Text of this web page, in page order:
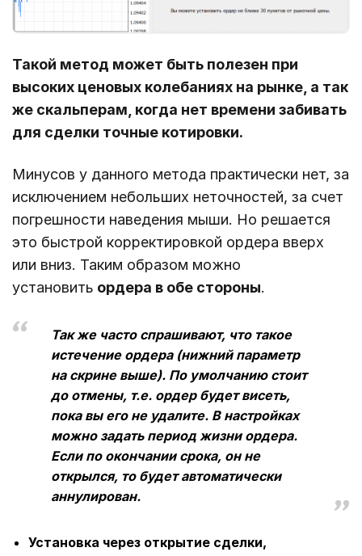
Такой метод может быть полезен при
высоких ценовых колебаниях на рынке, а так
же скальперам, когда нет времени забивать
для сделки точные котировки.
Минусов у данного метода практически нет, за
исключением небольших неточностей, за счет
погрешности наведения мыши. Но решается
это быстрой корректировкой ордера вверх
или вниз. Таким образом можно
установить ордера в обе стороны.
Так же часто спрашивают, что такое
истечение ордера (нижний параметр
на скрине выше). По умолчанию стоит
до отмены, т.е. ордер будет висеть,
пока вы его не удалите. В настройках
можно задать период жизни ордера.
Если по окончании срока, он не
открылся, то будет автоматически
аннулирован.
Установка через открытие сделки,